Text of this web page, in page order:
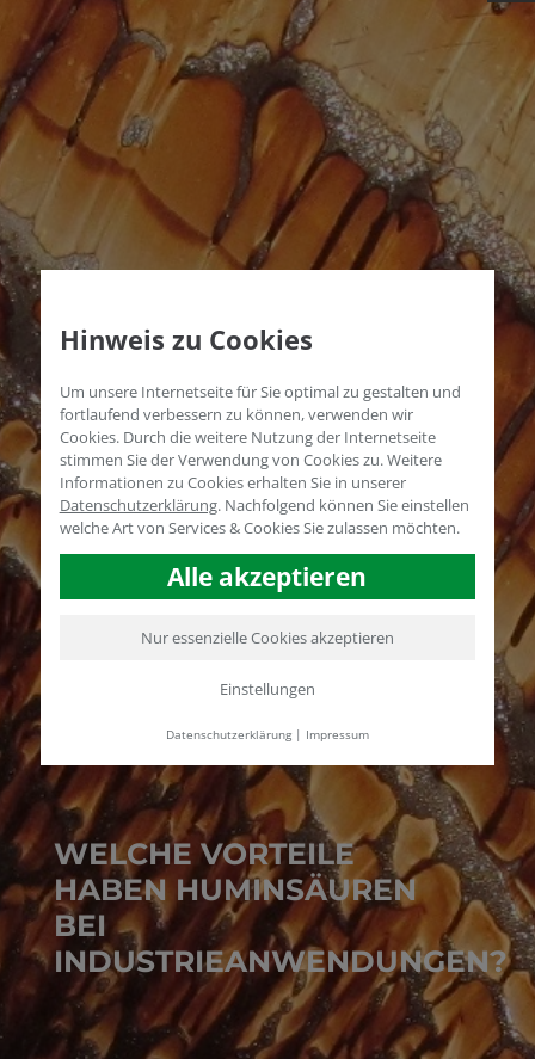
WELCHE VORTEILE
HABEN HUMINSÄUREN
BEI
INDUSTRIEANWENDUNGEN?
Hinweis zu Cookies
Um unsere Internetseite für Sie optimal zu gestalten und
fortlaufend verbessern zu können, verwenden wir
Cookies. Durch die weitere Nutzung der Internetseite
stimmen Sie der Verwendung von Cookies zu. Weitere
Informationen zu Cookies erhalten Sie in unserer
Datenschutzerklärung. Nachfolgend können Sie einstellen
welche Art von Services & Cookies Sie zulassen möchten.
Alle akzeptieren
Nur essenzielle Cookies akzeptieren
Einstellungen
Datenschutzerklärung| Impressum